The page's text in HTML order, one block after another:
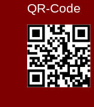
QR-Code